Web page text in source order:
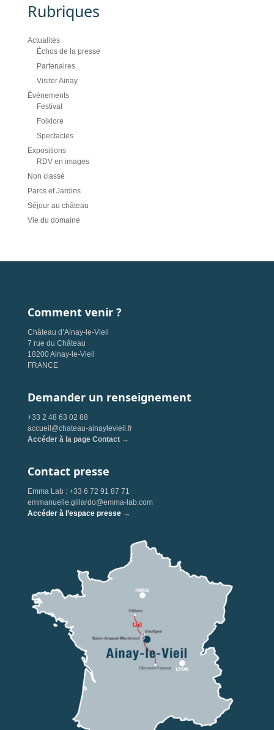
Rubriques
Actualités
Échos de la presse
Partenaires
Visiter Ainay
Évènements
Festival
Folklore
Spectacles
Expositions
RDV en images
Non classé
Parcs et Jardins
Séjour au château
Vie du domaine
Comment venir ?
Château d’Ainay-le-Vieil
7 rue du Château
18200 Ainay-le-Vieil
FRANCE
Demander un renseignement
+33 2 48 63 02 88
accueil@chateau-ainaylevieil.fr
Accéder à la page Contact →
Contact presse
Emma Lab : +33 6 72 91 87 71
emmanuelle.gillardo@emma-lab.com
Accéder à l’espace presse →